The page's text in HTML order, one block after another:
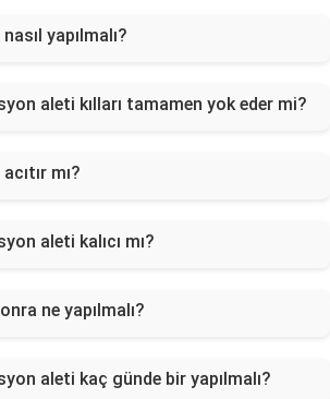
yapılmalı?
aleti kılları tamamen yok eder mi?
mı?
aleti kalıcı mı?
ne yapılmalı?
aleti kaç günde bir yapılmalı?